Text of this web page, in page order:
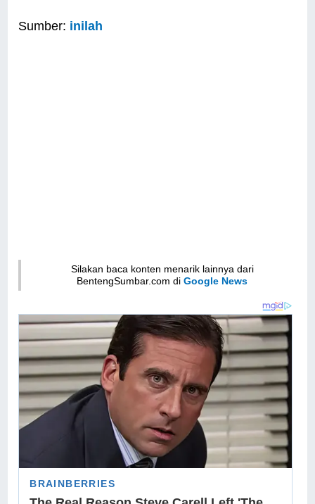
Sumber: inilah
Silakan baca konten menarik lainnya dari
BentengSumbar.com diGoogle News